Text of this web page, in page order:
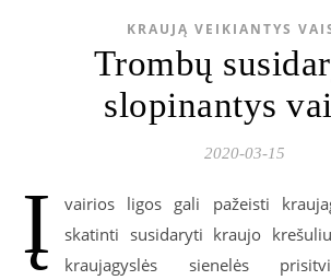
KRAUJĄ VEIKIANTYS
Trombų
slopinantys
2020-03-15
Į
vairios ligos gali pažeisti
skatinti susidaryti kraujo
kraujagyslės sienelės